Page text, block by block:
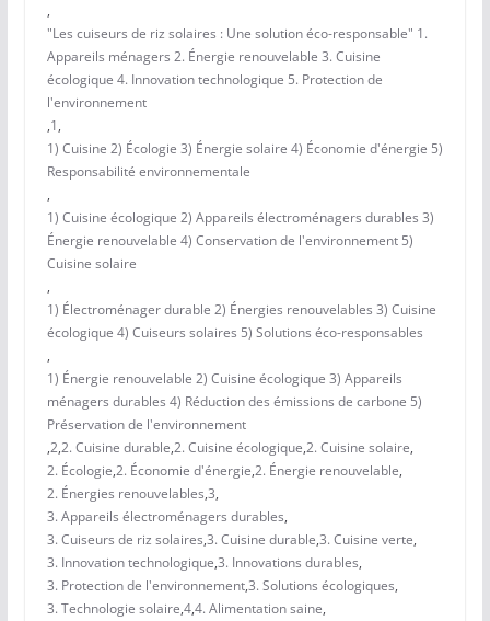
,
"Les cuiseurs de riz solaires : Une solution éco-responsable" 1.
Appareils ménagers 2. Énergie renouvelable 3. Cuisine
écologique 4. Innovation technologique 5. Protection de
l'environnement
,1,
1) Cuisine 2) Écologie 3) Énergie solaire 4) Économie d'énergie 5)
Responsabilité environnementale
,
1) Cuisine écologique 2) Appareils électroménagers durables 3)
Énergie renouvelable 4) Conservation de l'environnement 5)
Cuisine solaire
,
1) Électroménager durable 2) Énergies renouvelables 3) Cuisine
écologique 4) Cuiseurs solaires 5) Solutions éco-responsables
,
1) Énergie renouvelable 2) Cuisine écologique 3) Appareils
ménagers durables 4) Réduction des émissions de carbone 5)
Préservation de l'environnement
,2,2. Cuisine durable,2. Cuisine écologique,2. Cuisine solaire,
2. Écologie,2. Économie d'énergie,2. Énergie renouvelable,
2. Énergies renouvelables,3,
3. Appareils électroménagers durables,
3. Cuiseurs de riz solaires,3. Cuisine durable,3. Cuisine verte,
3. Innovation technologique,3. Innovations durables,
3. Protection de l'environnement,3. Solutions écologiques,
3. Technologie solaire,4,4. Alimentation saine,